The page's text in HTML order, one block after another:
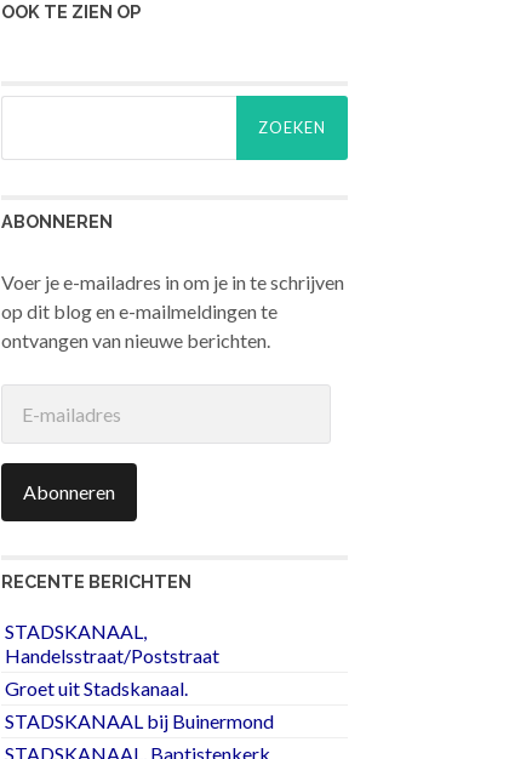
OOK TE ZIEN OP
ABONNEREN
Voer je e-mailadres in om je in te schrijven
op dit blog en e-mailmeldingen te
ontvangen van nieuwe berichten.
mailadres
Abonneren
RECENTE BERICHTEN
STADSKANAAL,
Handelsstraat/Poststraat
Groet uit Stadskanaal.
STADSKANAAL bij Buinermond
STADSKANAAL, Baptistenkerk